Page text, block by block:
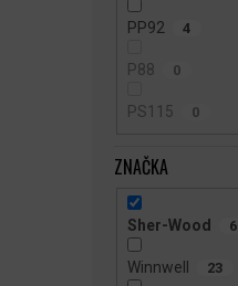
PP92 4
P88 0
PS115 0
ZNAČKA
Sher-Wood 6
Winnwell 23